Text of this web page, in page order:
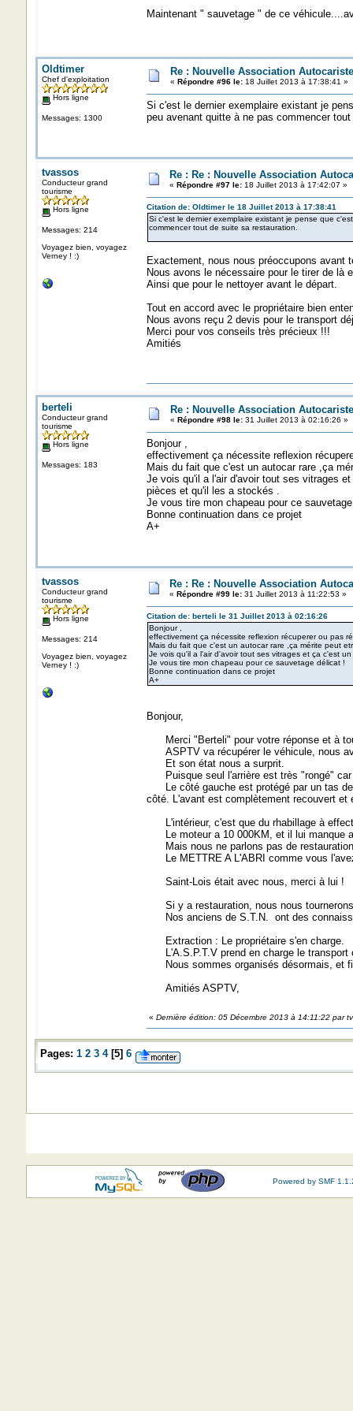
Maintenant " sauvetage " de ce
Oldtimer
Chef d'exploitation
Hors ligne
Messages: 1300
Re : Nouvelle Association
« Répondre #96 le:18 Juillet 2013 à 17:38:41 »
Si c'est le dernier exemplaire existant je
peu avenant quitte à ne pas commencer
tvassos
Conducteur grand
tourisme
Hors ligne
Messages: 214
Voyagez bien, voyagez
Verney ! :)
Re : Re : Nouvelle Association
« Répondre #97 le:18 Juillet 2013 à 17:42:07 »
Citation de: Oldtimer le 18 Juillet 2013 à 17:38:41
Si c'est le dernier exemplaire existant je pense que
commencer tout de suite sa restauration.
Exactement, nous nous préoccupons avant
Nous avons le nécessaire pour le tirer de là
Ainsi que pour le nettoyer avant le départ.
Tout en accord avec le propriétaire bien
Nous avons reçu 2 devis pour le transport
Merci pour vos conseils très précieux !!!
Amitiés
berteli
Conducteur grand
tourisme
Hors ligne
Messages: 183
Re : Nouvelle Association
« Répondre #98 le:31 Juillet 2013 à 02:16:26 »
Bonjour ,
effectivement ça nécessite reflexion
Mais du fait que c'est un autocar rare ,ça
Je vois qu'il a l'air d'avoir tout ses vitrages
pièces et qu'il les a stockés .
Je vous tire mon chapeau pour ce
Bonne continuation dans ce projet
A+
tvassos
Conducteur grand
tourisme
Hors ligne
Messages: 214
Voyagez bien, voyagez
Verney ! :)
Re : Re : Nouvelle Association
« Répondre #99 le:31 Juillet 2013 à 11:22:53 »
Citation de: berteli le 31 Juillet 2013 à 02:16:26
Bonjour ,
effectivement ça nécessite reflexion récuperer ou pas
Mais du fait que c'est un autocar rare ,ça mérite peut
Je vois qu'il a l'air d'avoir tout ses vitrages et ça c'est
Je vous tire mon chapeau pour ce sauvetage délicat !
Bonne continuation dans ce projet
A+
Bonjour,
Merci "Berteli" pour votre réponse et à
ASPTV va récupérer le véhicule, nous
Et son état nous a surprit.
Puisque seul l'arrière est très "rongé" car
Le côté gauche est protégé par un tas de
côté. L'avant est complètement recouvert et
L'intérieur, c'est que du rhabillage à
Le moteur a 10 000KM, et il lui manque
Mais nous ne parlons pas de restauration
Le METTRE A L'ABRI comme vous
Saint-Lois était avec nous, merci à lui !
Si y a restauration, nous nous
Nos anciens de S.T.N. ont des
Extraction : Le propriétaire s'en charge.
L'A.S.P.T.V prend en charge le transport
Nous sommes organisés désormais, et
Amitiés ASPTV,
« Dernière édition: 05 Décembre 2013 à 14:11:22 par
Pages: 1 2 3 4[5] 6
Powered by SMF